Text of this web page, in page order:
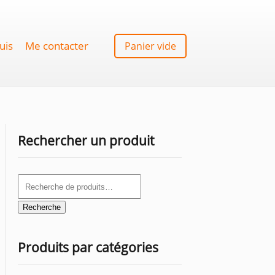
Panier vide
Me contacter
Rechercher un produit
Recherche
pour :
Recherche
Produits par catégories